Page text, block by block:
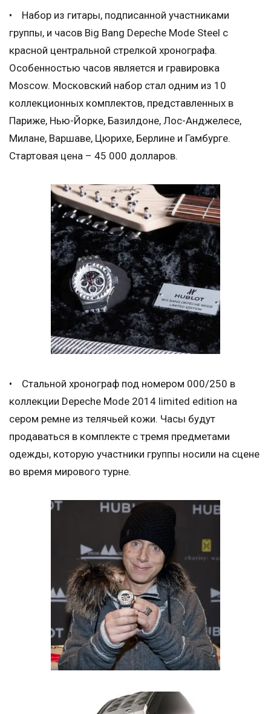
• Набор из гитары, подписанной участниками
группы, и часов Big Bang Depeche Mode Steel с
красной центральной стрелкой хронографа.
Особенностью часов является и гравировка
Moscow. Московский набор стал одним из 10
коллекционных комплектов, представленных в
Париже, Нью-Йорке, Базилдоне, Лос-Анджелесе,
Милане, Варшаве, Цюрихе, Берлине и Гамбурге.
Стартовая цена – 45 000 долларов.
• Стальной хронограф под номером 000/250 в
коллекции Depeche Mode 2014 limited edition на
сером ремне из телячьей кожи. Часы будут
продаваться в комплекте с тремя предметами
одежды, которую участники группы носили на сцене
во время мирового турне.